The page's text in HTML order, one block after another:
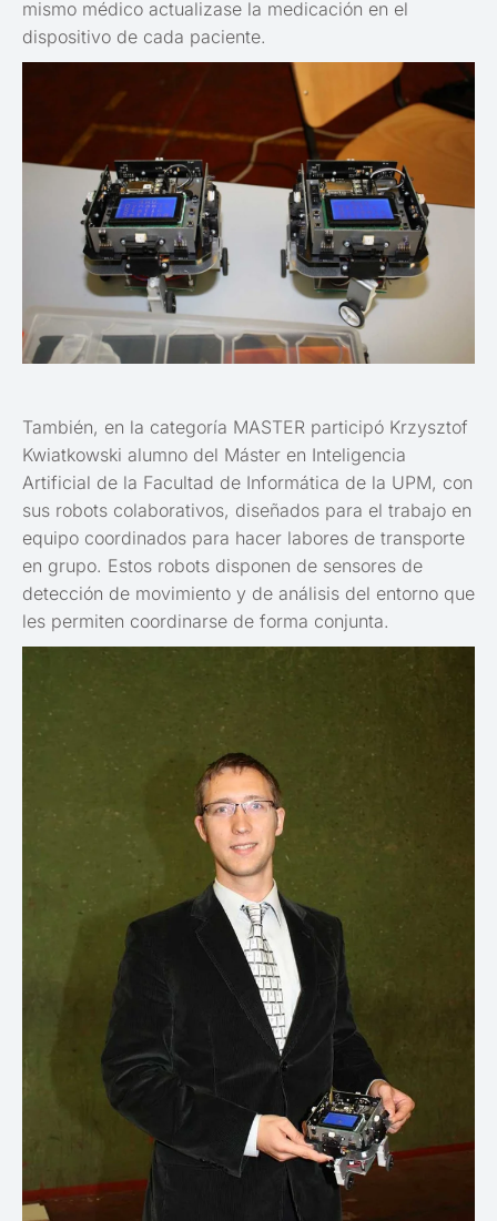
mismo médico actualizase la medicación en el
dispositivo de cada paciente.
También, en la categoría MASTER participó Krzysztof
Kwiatkowski alumno del Máster en Inteligencia
Artificial de la Facultad de Informática de la UPM, con
sus robots colaborativos, diseñados para el trabajo en
equipo coordinados para hacer labores de transporte
en grupo. Estos robots disponen de sensores de
detección de movimiento y de análisis del entorno que
les permiten coordinarse de forma conjunta.